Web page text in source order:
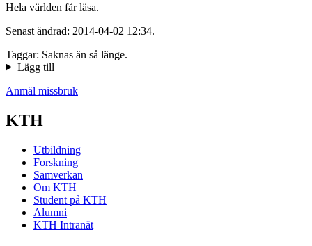
Hela världen får läsa.
Senast ändrad: 2014-04-02 12:34.
Taggar: Saknas än så länge.
Lägg till
Anmäl missbruk
KTH
Utbildning
Forskning
Samverkan
Om KTH
Student på KTH
Alumni
KTH Intranät